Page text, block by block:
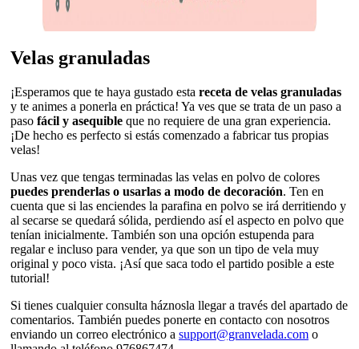
Velas granuladas
¡Esperamos que te haya gustado esta receta de velas granuladas
y te animes a ponerla en práctica! Ya ves que se trata de un paso a
paso fácil y asequible que no requiere de una gran experiencia.
¡De hecho es perfecto si estás comenzado a fabricar tus propias
velas!
Unas vez que tengas terminadas las velas en polvo de colores
puedes prenderlas o usarlas a modo de decoración. Ten en
cuenta que si las enciendes la parafina en polvo se irá derritiendo y
al secarse se quedará sólida, perdiendo así el aspecto en polvo que
tenían inicialmente. También son una opción estupenda para
regalar e incluso para vender, ya que son un tipo de vela muy
original y poco vista. ¡Así que saca todo el partido posible a este
tutorial!
Si tienes cualquier consulta háznosla llegar a través del apartado de
comentarios. También puedes ponerte en contacto con nosotros
enviando un correo electrónico a support@granvelada.com o